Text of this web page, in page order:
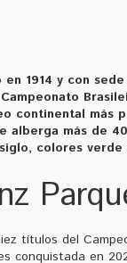
1914 y con
Campeonato
continental más
alberga más de
colores verde
títulos del
conquistada en